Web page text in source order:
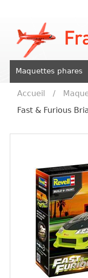
Maquettes phares
Accueil /
Fast & Furious